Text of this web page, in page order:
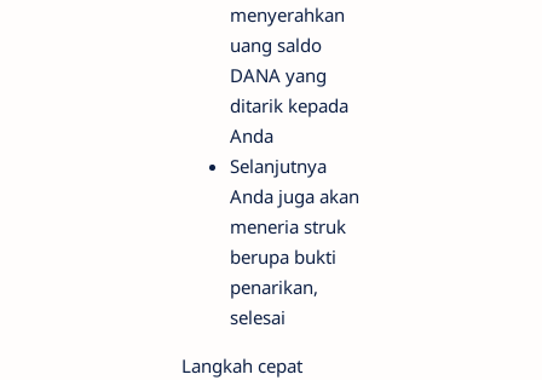
menyerahkan
uang saldo
DANA yang
ditarik kepada
Anda
Selanjutnya
Anda juga akan
meneria struk
berupa bukti
penarikan,
selesai
Langkah cepat